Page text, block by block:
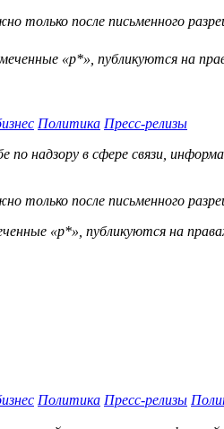
только после письменного
«р*», публикуются на
Политика Пресс-релизы
надзору в сфере связи,
только после письменного
«р*», публикуются на
Политика Пресс-релизы